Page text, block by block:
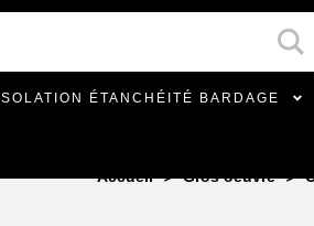
ISOLATION ÉTANCHÉITÉ BARDAGE
Accueil > Gros oeuvre >